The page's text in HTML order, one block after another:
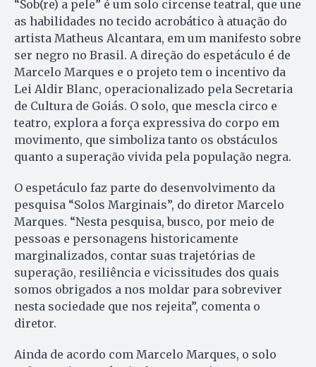
“Sob(re) a pele” é um solo circense teatral, que une
as habilidades no tecido acrobático à atuação do
artista Matheus Alcantara, em um manifesto sobre
ser negro no Brasil. A direção do espetáculo é de
Marcelo Marques e o projeto tem o incentivo da
Lei Aldir Blanc, operacionalizado pela Secretaria
de Cultura de Goiás. O solo, que mescla circo e
teatro, explora a força expressiva do corpo em
movimento, que simboliza tanto os obstáculos
quanto a superação vivida pela população negra.
O espetáculo faz parte do desenvolvimento da
pesquisa “Solos Marginais”, do diretor Marcelo
Marques. “Nesta pesquisa, busco, por meio de
pessoas e personagens historicamente
marginalizados, contar suas trajetórias de
superação, resiliência e vicissitudes dos quais
somos obrigados a nos moldar para sobreviver
nesta sociedade que nos rejeita”, comenta o
diretor.
Ainda de acordo com Marcelo Marques, o solo